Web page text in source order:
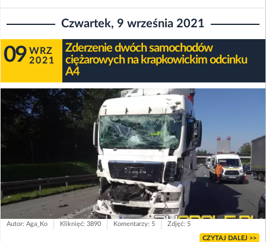
Czwartek, 9 września 2021
09 WRZ
2021
Zderzenie dwóch samochodów
ciężarowych na krapkowickim odcinku
A4
Autor: Aga_Ko Kliknięć: 3890 Komentarzy: 5 Zdjęć: 5
CZYTAJ DALEJ >>